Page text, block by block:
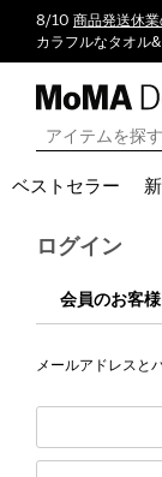
8/10 商品発送休
カラフルなタオル&
ベストセラー
ログイン
会員のお客様
メールアドレスと